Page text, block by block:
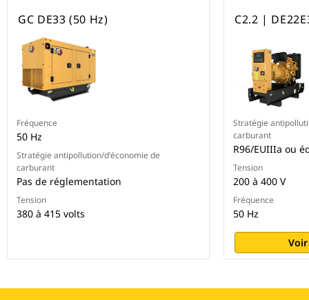
GC DE33 (50 Hz)
Fréquence
50 Hz
Stratégie antipollution/d'économie de
carburant
Pas de réglementation
Tension
380 à 415 volts
C2.2 |
Stratégie
carburant
R96/EUIIIa ou
Tension
200 à 400 V
Fréquence
50 Hz